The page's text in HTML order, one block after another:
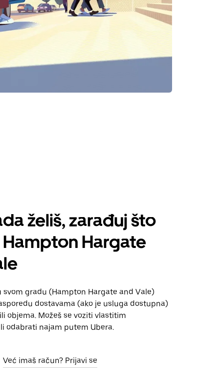
želiš, zarađuj što
Hargate
svom gradu (Hampton Hargate and Vale)
dostavama (ako je usluga dostupna)
objema. Možeš se voziti vlastitim
odabrati najam putem Ubera.
Već imaš račun? Prijavi se